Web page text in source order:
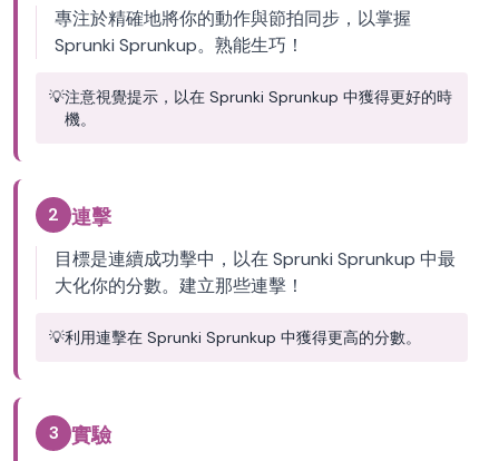
專注於精確地將你的動作與節拍同步，以掌握
Sprunki Sprunkup。熟能生巧！
💡注意視覺提示，以在 Sprunki Sprunkup 中獲得更好的時
機。
2 連擊
目標是連續成功擊中，以在 Sprunki Sprunkup 中最
大化你的分數。建立那些連擊！
💡利用連擊在 Sprunki Sprunkup 中獲得更高的分數。
3 實驗